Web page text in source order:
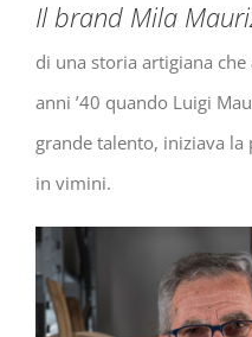
Il brand Mila
di una storia artigiana
anni ’40 quando Luigi
grande talento, iniziava
in vimini.